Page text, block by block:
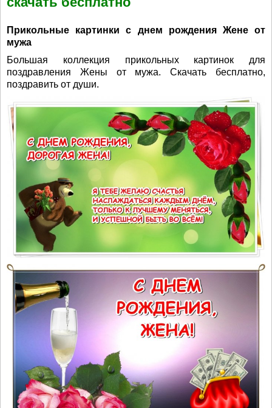
Прикольные картинки с днем рождения Жене от
мужа
Большая коллекция прикольных картинок для
поздравления Жены от мужа. Скачать бесплатно,
поздравить от души.